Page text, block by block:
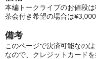
本編トークライブのお値段は
茶会付き希望の場合は¥3,000
備考
このページで決済可能なの
なので、クレジットカード